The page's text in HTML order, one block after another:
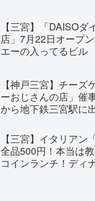
【三宮】「DAISOダ
店」7月22日オープ
エーの入ってるビル
【神戸三宮】チーズ
ーおじさんの店」催
から地下鉄三宮駅に
【三宮】イタリアン
全品500円！本当は
コインランチ！ディ